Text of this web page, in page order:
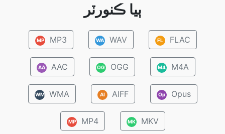
ٻيا ڪنورٽر
MP MP3 WA WAV FL FLAC
AA AAC OG OGG M4 M4A
WM WMA AI AIFF Op Opus
MP MP4 MK MKV